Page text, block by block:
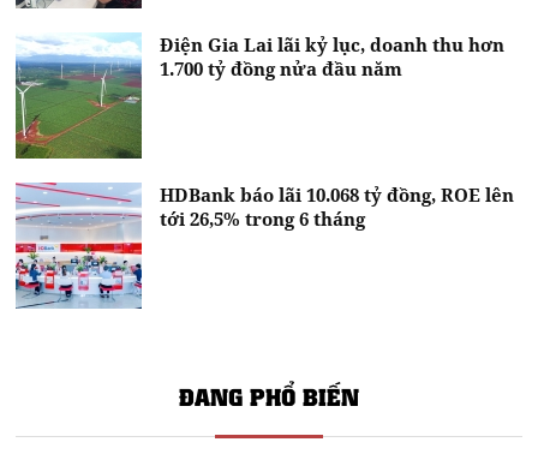
Điện Gia Lai lãi kỷ lục, doanh thu hơn
1.700 tỷ đồng nửa đầu năm
HDBank báo lãi 10.068 tỷ đồng, ROE lên
tới 26,5% trong 6 tháng
ĐANG PHỔ BIẾN